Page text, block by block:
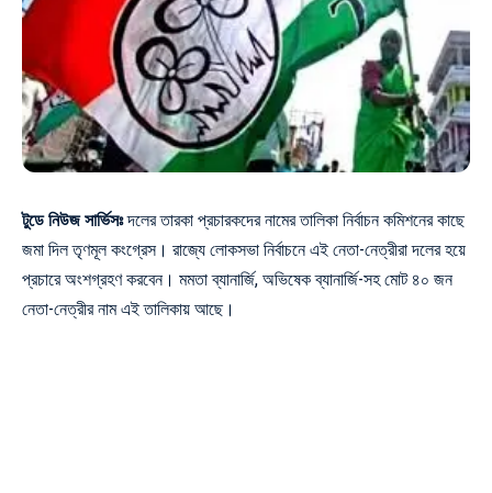
টুডে নিউজ সার্ভিসঃদলের তারকা প্রচারকদের নামের তালিকা নির্বাচন কমিশনের কাছে
জমা দিল তৃণমূল কংগ্রেস। রাজ্যে লোকসভা নির্বাচনে এই নেতা-নেত্রীরা দলের হয়ে
প্রচারে অংশগ্রহণ করবেন। মমতা ব্যানার্জি, অভিষেক ব্যানার্জি-সহ মোট ৪০ জন
নেতা-নেত্রীর নাম এই তালিকায় আছে।